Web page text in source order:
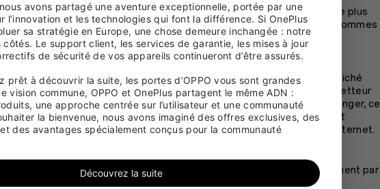
les frais d'expédition (veuillez consulter notre site internet pour de plus
frais d'expédition) et les frais de transaction bancaire (dont nous ne sommes
à l’aide d’une carte de crédit ou de débit internationale, le prix affiché
en fonction des taux de change. Votre banque ou l’établissement émetteur
facturer des frais de conversion et des frais supplémentaires à l’étranger, ce
de votre achat. Veuillez contacter votre banque ou l’établissement
plus d’information avant de passer commande sur notre site internet.
que vous fournissez lors d’un achat seront traitées électroniquement par
commande et le contrôle anti-fraude.
avons partagé une aventure exceptionnelle, portée par une
l’innovation et les technologies qui font la différence. Si OnePlus
sa stratégie en Europe, une chose demeure inchangée : notre
Le support client, les services de garantie, les mises à jour
de sécurité de vos appareils continueront d’être assurés.
prêt à découvrir la suite, les portes d’OPPO vous sont grandes
vision commune, OPPO et OnePlus partagent le même ADN :
une approche centrée sur l’utilisateur et une communauté
la bienvenue, nous avons imaginé des offres exclusives, des
des avantages spécialement conçus pour la communauté
Découvrez la suite